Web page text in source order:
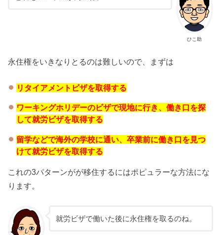
ひこ助
永住権をいきなりとるのは難しいので、まずは
リタイアメントビザを取得する
ワーキングホリデーのビザで現地に行き、働き口を探
して就労ビザを取得する
留学などで海外の学校に通い、卒業前に働き口を見つ
けて就労ビザを取得する
これの3パターンがが移住するにはポピュラーな方法にな
ります。
就労ビザで働いた後に永住権を取るのね。